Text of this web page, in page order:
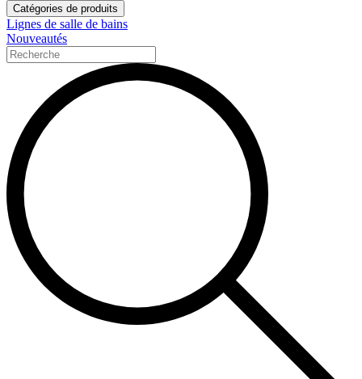
Catégories de produits
Lignes de salle de bains
Nouveautés